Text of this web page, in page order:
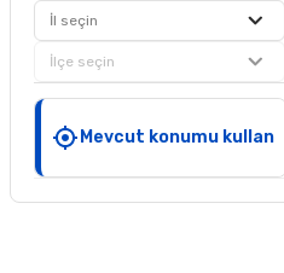
İl seçin
İlçe seçin
Mevcut konumu kullan